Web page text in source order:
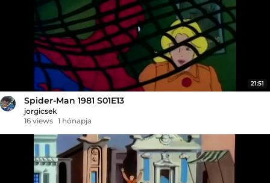
21:51
Spider-Man 1981 S01E13
jorgicsek
16 views 1 hónapja